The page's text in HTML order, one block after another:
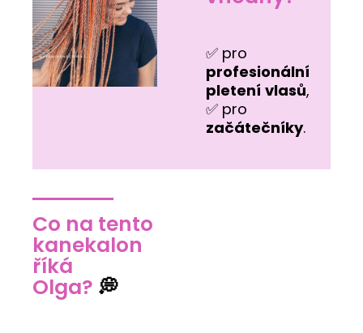
✅ pro
profesionální
pletení vlasů,
✅ pro
začátečníky.
Co na tento
kanekalon
říká
Olga? 💭